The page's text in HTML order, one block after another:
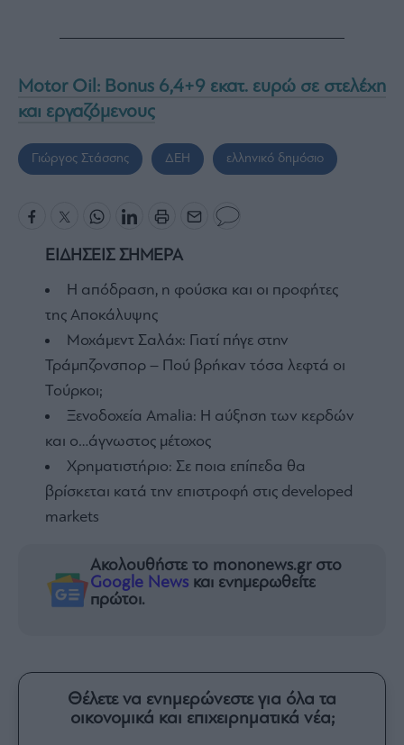
Motor Oil: Bonus 6,4+9 εκατ. ευρώ σε στελέχη
και εργαζόμενους
Γιώργος Στάσσης ΔΕΗ ελληνικό δημόσιο
ΕΙΔΗΣΕΙΣ ΣΗΜΕΡΑ
Η απόδραση, η φούσκα και οι προφήτες
της Αποκάλυψης
Μοχάμεντ Σαλάχ: Γιατί πήγε στην
Τράμπζονσπορ – Πού βρήκαν τόσα λεφτά οι
Τούρκοι;
Ξενοδοχεία Amalia: H αύξηση των κερδών
και ο…άγνωστος μέτοχος
Χρηματιστήριο: Σε ποια επίπεδα θα
βρίσκεται κατά την επιστροφή στις developed
markets
Ακολουθήστε το mononews.gr στο
Google News και ενημερωθείτε
πρώτοι.
Θέλετε να ενημερώνεστε για όλα τα
οικονομικά και επιχειρηματικά νέα;